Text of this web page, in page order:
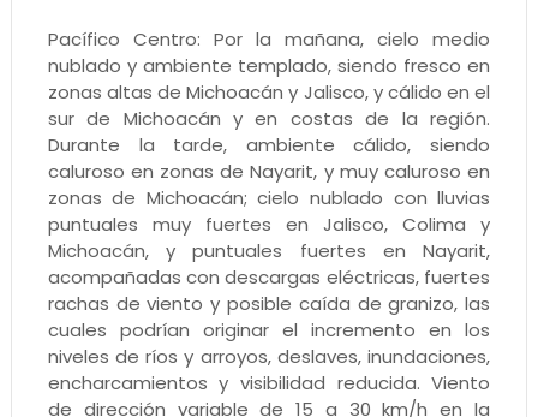
Pacífico Centro: Por la mañana, cielo medio
nublado y ambiente templado, siendo fresco en
zonas altas de Michoacán y Jalisco, y cálido en el
sur de Michoacán y en costas de la región.
Durante la tarde, ambiente cálido, siendo
caluroso en zonas de Nayarit, y muy caluroso en
zonas de Michoacán; cielo nublado con lluvias
puntuales muy fuertes en Jalisco, Colima y
Michoacán, y puntuales fuertes en Nayarit,
acompañadas con descargas eléctricas, fuertes
rachas de viento y posible caída de granizo, las
cuales podrían originar el incremento en los
niveles de ríos y arroyos, deslaves, inundaciones,
encharcamientos y visibilidad reducida. Viento
de dirección variable de 15 a 30 km/h en la